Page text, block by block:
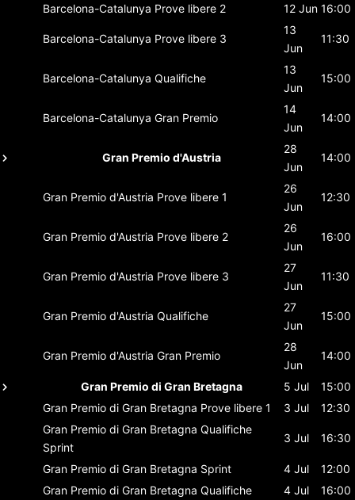
Barcelona-Catalunya Prove libere 2 12 Jun 16:00
Barcelona-Catalunya Prove libere 3
13
Jun
11:30
Barcelona-Catalunya Qualifiche
13
Jun
15:00
Barcelona-Catalunya Gran Premio
14
Jun
14:00
Gran Premio d'Austria
28
Jun
14:00
Gran Premio d'Austria Prove libere 1
26
Jun
12:30
Gran Premio d'Austria Prove libere 2
26
Jun
16:00
Gran Premio d'Austria Prove libere 3
27
Jun
11:30
Gran Premio d'Austria Qualifiche
27
Jun
15:00
Gran Premio d'Austria Gran Premio
28
Jun
14:00
Gran Premio di Gran Bretagna 5 Jul
15:00
Gran Premio di Gran Bretagna Prove libere 1 3 Jul
12:30
Gran Premio di Gran Bretagna Qualifiche
Sprint
3 Jul 16:30
Gran Premio di Gran Bretagna Sprint 4 Jul
12:00
Gran Premio di Gran Bretagna Qualifiche 4 Jul 16:00